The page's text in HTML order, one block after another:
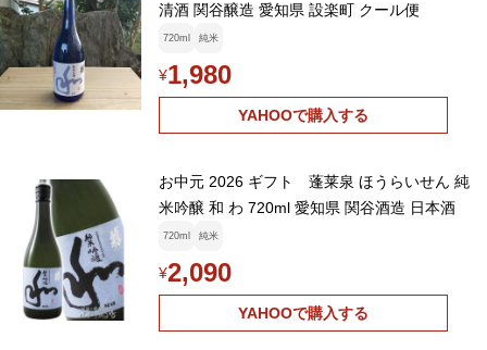
清酒 関谷醸造 愛知県 設楽町 クール便
720ml 純米
¥1,980
YAHOOで購入する
お中元 2026 ギフト 蓬莱泉 ほうらいせん 純
米吟醸 和 わ 720ml 愛知県 関谷酒造 日本酒
720ml 純米
¥2,090
YAHOOで購入する